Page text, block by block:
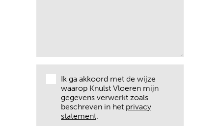
Ik ga akkoord met de wijze
waarop Knulst Vloeren mijn
gegevens verwerkt zoals
beschreven in het privacy
statement
BERICHT VERZENDEN